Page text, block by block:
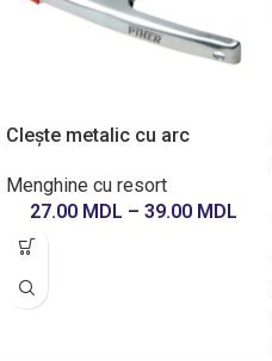
Clește metalic cu arc
Menghine cu resort
27.00 MDL – 39.00 MDL